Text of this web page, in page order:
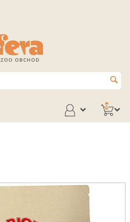
ZOO OBCHOD
0